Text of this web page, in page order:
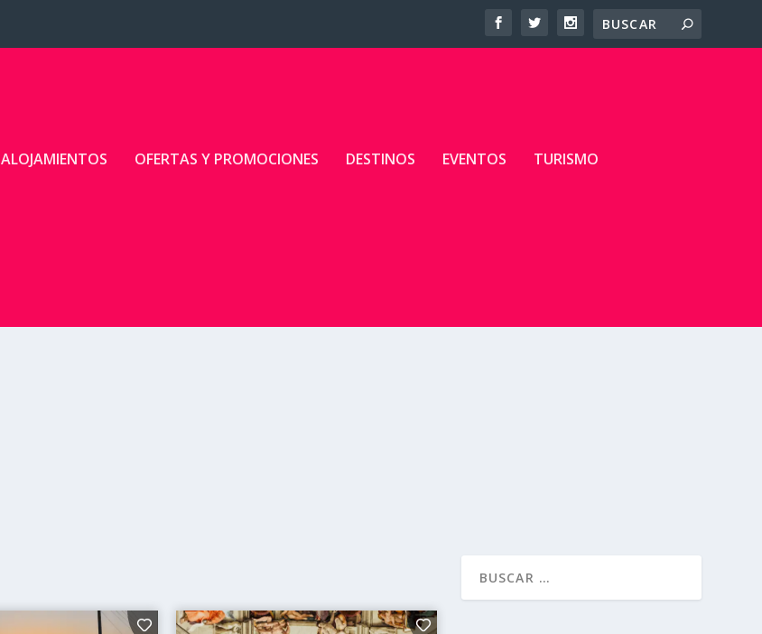
ALOJAMIENTOS OFERTAS Y PROMOCIONES DESTINOS EVENTOS TURISMO